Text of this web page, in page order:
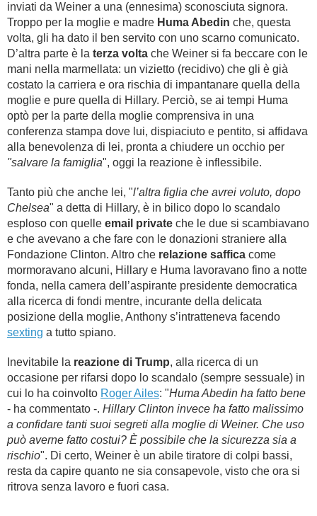
inviati da Weiner a una (ennesima) sconosciuta signora.
Troppo per la moglie e madre Huma Abedin che, questa
volta, gli ha dato il ben servito con uno scarno comunicato.
D’altra parte è la terza volta che Weiner si fa beccare con le
mani nella marmellata: un vizietto (recidivo) che gli è già
costato la carriera e ora rischia di impantanare quella della
moglie e pure quella di Hillary. Perciò, se ai tempi Huma
optò per la parte della moglie comprensiva in una
conferenza stampa dove lui, dispiaciuto e pentito, si affidava
alla benevolenza di lei, pronta a chiudere un occhio per
"salvare la famiglia", oggi la reazione è inflessibile.
Tanto più che anche lei, "l’altra figlia che avrei voluto, dopo
Chelsea" a detta di Hillary, è in bilico dopo lo scandalo
esploso con quelle email private che le due si scambiavano
e che avevano a che fare con le donazioni straniere alla
Fondazione Clinton. Altro che relazione saffica come
mormoravano alcuni, Hillary e Huma lavoravano fino a notte
fonda, nella camera dell’aspirante presidente democratica
alla ricerca di fondi mentre, incurante della delicata
posizione della moglie, Anthony s’intratteneva facendo
sexting a tutto spiano.
Inevitabile la reazione di Trump, alla ricerca di un
occasione per rifarsi dopo lo scandalo (sempre sessuale) in
cui lo ha coinvolto Roger Ailes: "Huma Abedin ha fatto bene
- ha commentato -. Hillary Clinton invece ha fatto malissimo
a confidare tanti suoi segreti alla moglie di Weiner. Che uso
può averne fatto costui? È possibile che la sicurezza sia a
rischio". Di certo, Weiner è un abile tiratore di colpi bassi,
resta da capire quanto ne sia consapevole, visto che ora si
ritrova senza lavoro e fuori casa.